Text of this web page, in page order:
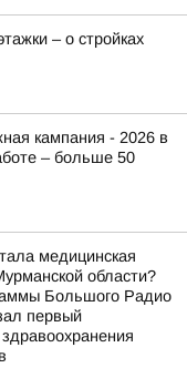
– о стройках
кампания - 2026 в
– больше 50
медицинская
области?
Большого Радио
первый